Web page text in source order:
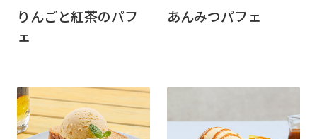
りんごと紅茶のパフ
ェ
あんみつパフェ